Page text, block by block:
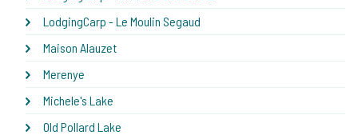
LodgingCarp - Le Moulin Segaud
Maison Alauzet
Merenye
Michele's Lake
Old Pollard Lake